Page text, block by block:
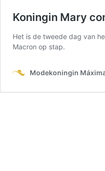
Koningin Mary
Het is de tweede dag van
Macron op stap.
Modekoningin